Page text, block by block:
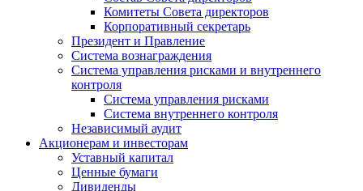
Комитеты Совета директоров
Корпоративный секретарь
Президент и Правление
Система вознаграждения
Система управления рисками и внутреннего
контроля
Система управления рисками
Система внутреннего контроля
Независимый аудит
Акционерам и инвесторам
Уставный капитал
Ценные бумаги
Дивиденды